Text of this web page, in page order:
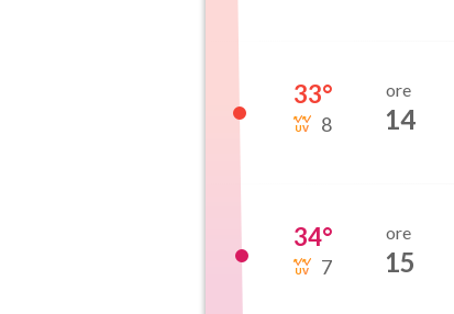
33°
8
ore
14
34°
7
ore
15